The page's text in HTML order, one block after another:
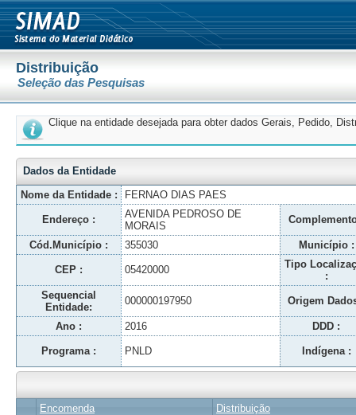
Distribuição
Seleção das Pesquisas
Clique na entidade desejada para obter dados Gerais, Pedido,
Dados da Entidade
Nome da Entidade :
FERNAO DIAS PAES
Endereço :
AVENIDA PEDROSO DE
MORAIS
Cód.Município : 355030 Município :
CEP : 05420000
Tipo
:
Sequencial
Entidade:
000000197950 Origem
Ano : 2016 DDD :
Programa : PNLD Indígena :
Encomenda Distribuição